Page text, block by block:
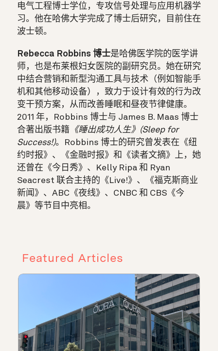
电气工程博士学位，专攻信号处理与应用机器学
习。他在哈佛大学完成了博士后研究，目前住在
波士顿。
Rebecca Robbins 博士是哈佛医学院的医学讲
师，也是布莱根妇女医院的副研究员。她在研究
中结合营销和新型沟通工具与技术（例如智能手
机和其他移动设备），致力于设计有效的行为改
变干预方案，从而改善睡眠和昼夜节律健康。
2011 年，Robbins 博士与 James B. Maas 博士
合著出版书籍 《睡出成功人生》(Sleep for
Success!)。Robbins 博士的研究曾发表在《纽
约时报》、《金融时报》和《读者文摘》上，她
还曾在《今日秀》、Kelly Ripa 和 Ryan
Seacrest 联合主持的《Live!》、《福克斯商业
新闻》、ABC《夜线》、CNBC 和 CBS《今
晨》等节目中亮相。
Featured Articles